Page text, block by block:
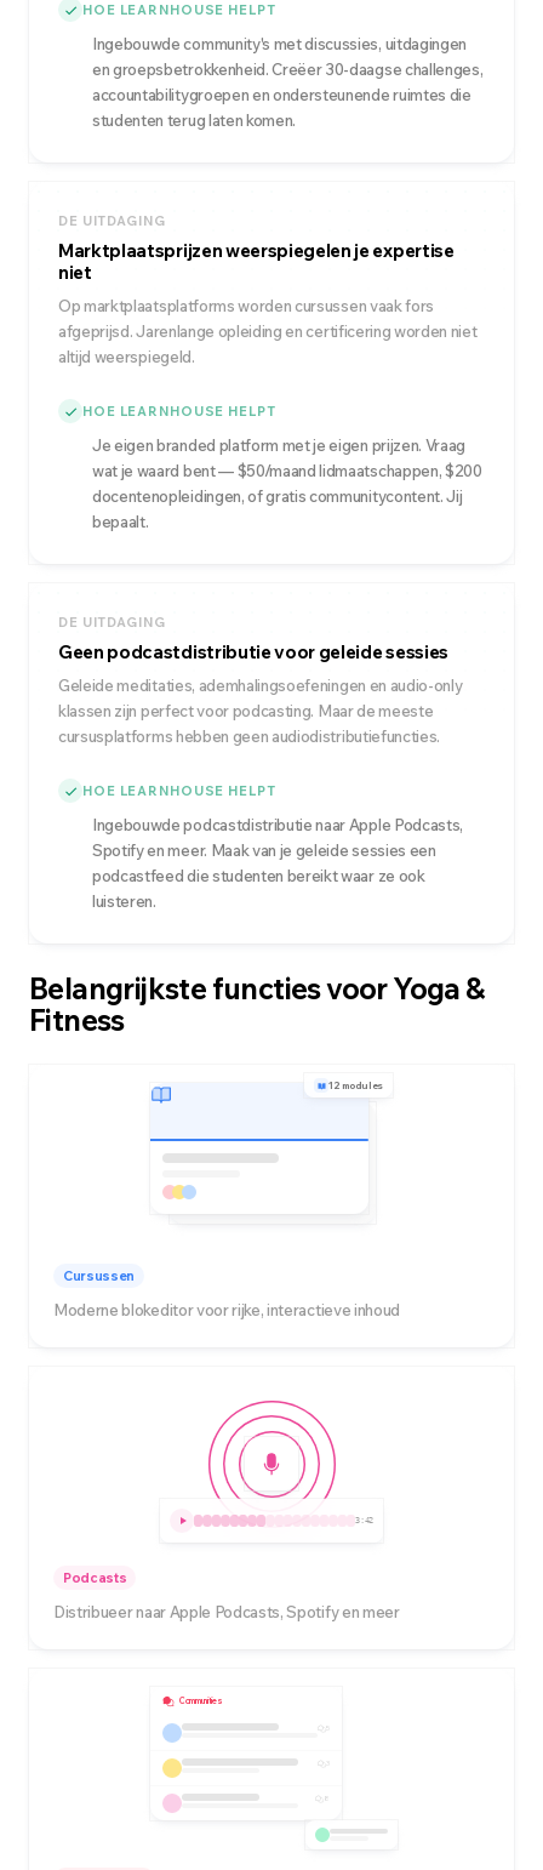
HOE LEARNHOUSE HELPT
Ingebouwde community's met discussies, uitdagingen
en groepsbetrokkenheid. Creëer 30-daagse challenges,
accountabilitygroepen en ondersteunende ruimtes die
studenten terug laten komen.
DE UITDAGING
Marktplaatsprijzen weerspiegelen je expertise
niet
Op marktplaatsplatforms worden cursussen vaak fors
afgeprijsd. Jarenlange opleiding en certificering worden niet
altijd weerspiegeld.
HOE LEARNHOUSE HELPT
Je eigen branded platform met je eigen prijzen. Vraag
wat je waard bent — $50/maand lidmaatschappen, $200
docentenopleidingen, of gratis communitycontent. Jij
bepaalt.
DE UITDAGING
Geen podcastdistributie voor geleide sessies
Geleide meditaties, ademhalingsoefeningen en audio-only
klassen zijn perfect voor podcasting. Maar de meeste
cursusplatforms hebben geen audiodistributiefuncties.
HOE LEARNHOUSE HELPT
Ingebouwde podcastdistributie naar Apple Podcasts,
Spotify en meer. Maak van je geleide sessies een
podcastfeed die studenten bereikt waar ze ook
luisteren.
Belangrijkste functies voor Yoga &
Fitness
12 modules
Cursussen
Moderne blokeditor voor rijke, interactieve inhoud
3:42
Podcasts
Distribueer naar Apple Podcasts, Spotify en meer
Communities
5
3
8